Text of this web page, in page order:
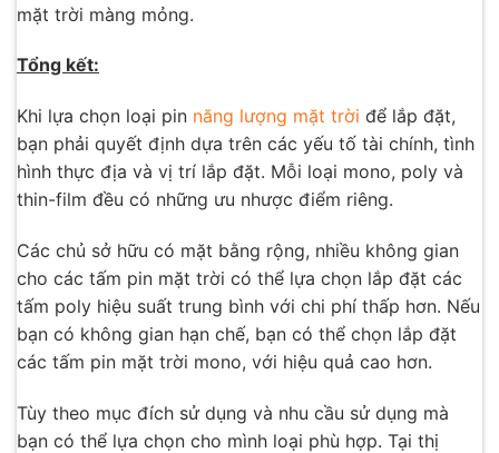
mặt trời màng mỏng.
Tổng kết:
Khi lựa chọn loại pin năng lượng mặt trời để lắp đặt,
bạn phải quyết định dựa trên các yếu tố tài chính, tình
hình thực địa và vị trí lắp đặt. Mỗi loại mono, poly và
thin-film đều có những ưu nhược điểm riêng.
Các chủ sở hữu có mặt bằng rộng, nhiều không gian
cho các tấm pin mặt trời có thể lựa chọn lắp đặt các
tấm poly hiệu suất trung bình với chi phí thấp hơn. Nếu
bạn có không gian hạn chế, bạn có thể chọn lắp đặt
các tấm pin mặt trời mono, với hiệu quả cao hơn.
Tùy theo mục đích sử dụng và nhu cầu sử dụng mà
bạn có thể lựa chọn cho mình loại phù hợp. Tại thị